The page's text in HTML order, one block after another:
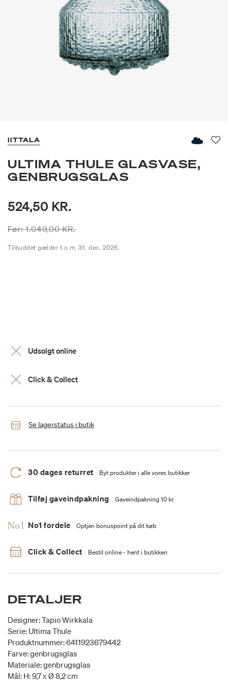
IITTALA
ULTIMA THULE GLASVASE,
GENBRUGSGLAS
524,50 KR.
Prisen er nedsat fra
Før:1.049,00 KR.til
Tilbuddet gælder t.o.m. 31. dec. 2026.
Udsolgt online
Click & Collect
Se lagerstatus i butik
30 dages returret Byt produkter i alle vores butikker
Tilføj gaveindpakning Gaveindpakning 10 kr.
No1 fordele Optjen bonuspoint på dit køb
Click & Collect Bestil online - hent i butikken
DETALJER
Designer: Tapio Wirkkala
Serie: Ultima Thule
Produktnummer: 6411923679442
Farve: genbrugsglas
Materiale: genbrugsglas
Mål: H: 9,7 x Ø 8,2 cm